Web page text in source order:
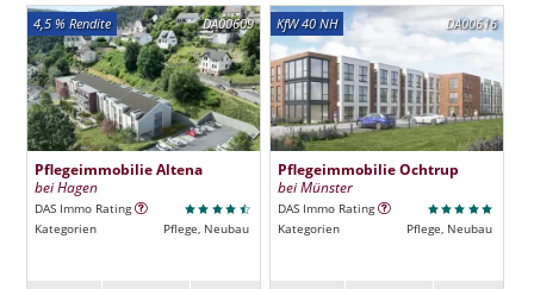
DA00609
4,5 % Rendite
Pflegeimmobilie Altena
bei Hagen
DAS Immo Rating
Kategorien
Pflege, Neubau
DA00616
KfW 40 NH
Pflegeimmobilie Ochtrup
bei Münster
DAS Immo Rating
Kategorien
Pflege, Neubau